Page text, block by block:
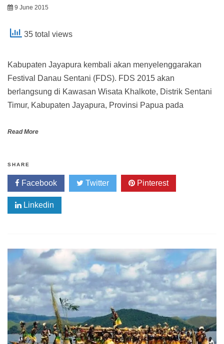
9 June 2015
35 total views
Kabupaten Jayapura kembali akan menyelenggarakan
Festival Danau Sentani (FDS). FDS 2015 akan
berlangsung di Kawasan Wisata Khalkote, Distrik Sentani
Timur, Kabupaten Jayapura, Provinsi Papua pada
Read More
SHARE
Facebook Twitter Pinterest
Linkedin